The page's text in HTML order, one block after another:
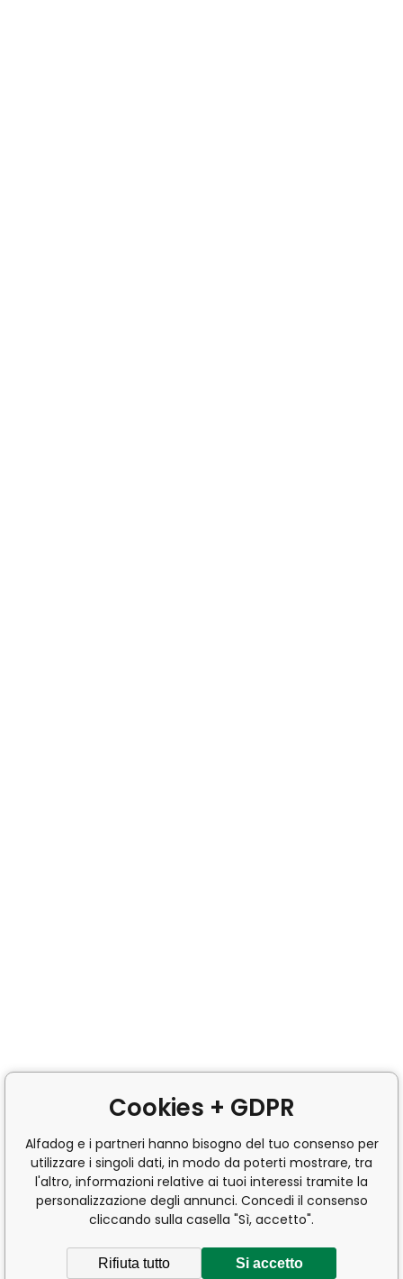
Cookies + GDPR
Alfadog e i partneri hanno bisogno del tuo consenso per
utilizzare i singoli dati, in modo da poterti mostrare, tra
l'altro, informazioni relative ai tuoi interessi tramite la
personalizzazione degli annunci. Concedi il consenso
cliccando sulla casella "Sì, accetto".
Rifiuta tutto Si accetto